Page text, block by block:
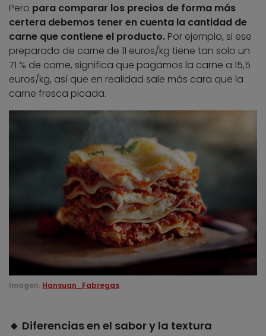
Pero para comparar los precios de forma más
certera debemos tener en cuenta la cantidad de
carne que contiene el producto. Por ejemplo, si ese
preparado de carne de 11 euros/kg tiene tan solo un
71 % de carne, significa que pagamos la carne a 15,5
euros/kg, así que en realidad sale más cara que la
carne fresca picada.
Imagen: Hansuan_Fabregas
🔸 Diferencias en el sabor y la textura